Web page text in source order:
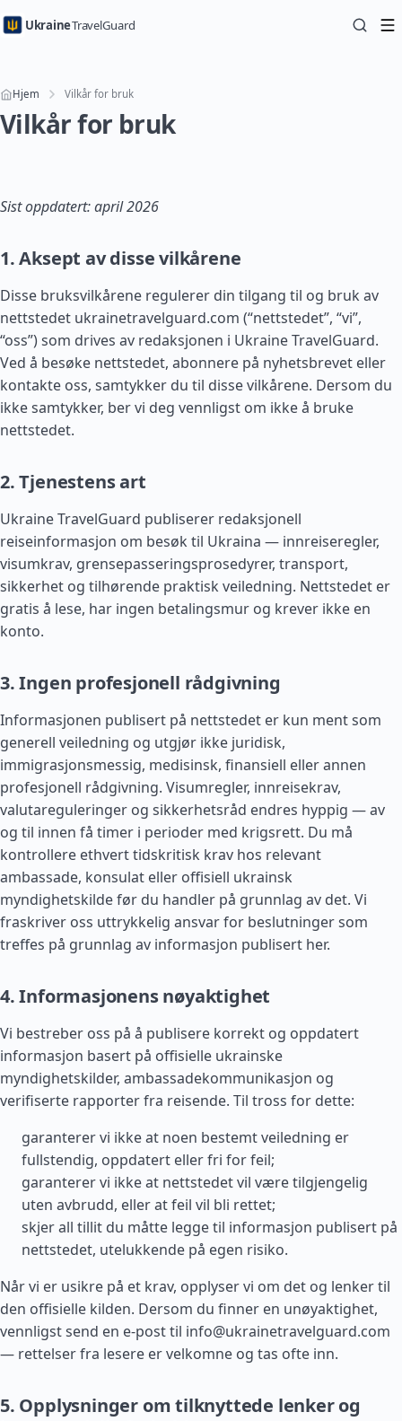
UkraineTravelGuard
Hjem Vilkår for bruk
Vilkår for bruk
Sist oppdatert: april 2026
1. Aksept av disse vilkårene
Disse bruksvilkårene regulerer din tilgang til og bruk av
nettstedet ukrainetravelguard.com (“nettstedet”, “vi”,
“oss”) som drives av redaksjonen i Ukraine TravelGuard.
Ved å besøke nettstedet, abonnere på nyhetsbrevet eller
kontakte oss, samtykker du til disse vilkårene. Dersom du
ikke samtykker, ber vi deg vennligst om ikke å bruke
nettstedet.
2. Tjenestens art
Ukraine TravelGuard publiserer redaksjonell
reiseinformasjon om besøk til Ukraina — innreiseregler,
visumkrav, grensepasseringsprosedyrer, transport,
sikkerhet og tilhørende praktisk veiledning. Nettstedet er
gratis å lese, har ingen betalingsmur og krever ikke en
konto.
3. Ingen profesjonell rådgivning
Informasjonen publisert på nettstedet er kun ment som
generell veiledning og utgjør ikke juridisk,
immigrasjonsmessig, medisinsk, finansiell eller annen
profesjonell rådgivning. Visumregler, innreisekrav,
valutareguleringer og sikkerhetsråd endres hyppig — av
og til innen få timer i perioder med krigsrett. Du må
kontrollere ethvert tidskritisk krav hos relevant
ambassade, konsulat eller offisiell ukrainsk
myndighetskilde før du handler på grunnlag av det. Vi
fraskriver oss uttrykkelig ansvar for beslutninger som
treffes på grunnlag av informasjon publisert her.
4. Informasjonens nøyaktighet
Vi bestreber oss på å publisere korrekt og oppdatert
informasjon basert på offisielle ukrainske
myndighetskilder, ambassadekommunikasjon og
verifiserte rapporter fra reisende. Til tross for dette:
garanterer vi ikke at noen bestemt veiledning er
fullstendig, oppdatert eller fri for feil;
garanterer vi ikke at nettstedet vil være tilgjengelig
uten avbrudd, eller at feil vil bli rettet;
skjer all tillit du måtte legge til informasjon publisert på
nettstedet, utelukkende på egen risiko.
Når vi er usikre på et krav, opplyser vi om det og lenker til
den offisielle kilden. Dersom du finner en unøyaktighet,
vennligst send en e-post til info@ukrainetravelguard.com
— rettelser fra lesere er velkomne og tas ofte inn.
5. Opplysninger om tilknyttede lenker og